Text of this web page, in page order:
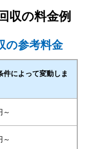
収の料金例
の参考料金
によって変動しま
～
～